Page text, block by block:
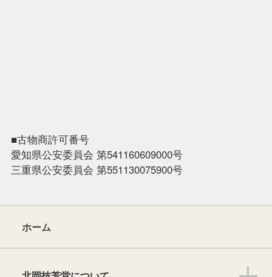
■古物商許可番号
愛知県公安委員会 第541160609000号
三重県公安委員会 第551130075900号
ホーム